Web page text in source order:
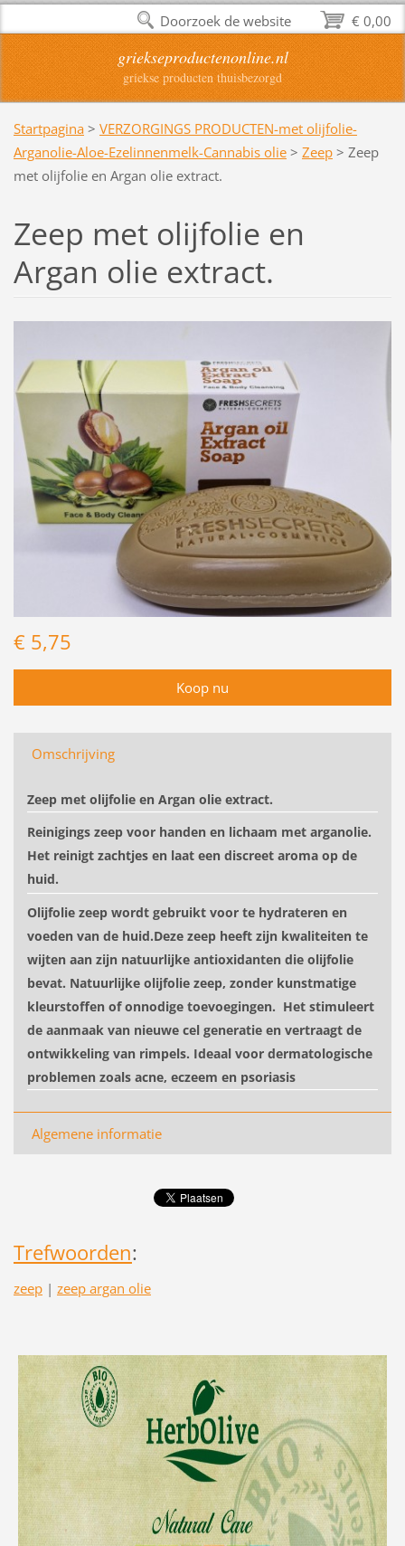
griekseproductenonline.nl
griekse producten thuisbezorgd
Startpagina > VERZORGINGS PRODUCTEN-met olijfolie-
Arganolie-Aloe-Ezelinnenmelk-Cannabis olie > Zeep > Zeep
met olijfolie en Argan olie extract.
Zeep met olijfolie en
Argan olie extract.
€ 5,75
Omschrijving
Zeep met olijfolie en Argan olie extract.
Reinigings zeep voor handen en lichaam met arganolie.
Het reinigt zachtjes en laat een discreet aroma op de
huid.
Olijfolie zeep wordt gebruikt voor te hydrateren en
voeden van de huid.Deze zeep heeft zijn kwaliteiten te
wijten aan zijn natuurlijke antioxidanten die olijfolie
bevat. Natuurlijke olijfolie zeep, zonder kunstmatige
kleurstoffen of onnodige toevoegingen. Het stimuleert
de aanmaak van nieuwe cel generatie en vertraagt de
ontwikkeling van rimpels. Ideaal voor dermatologische
problemen zoals acne, eczeem en psoriasis
Algemene informatie
Trefwoorden:
zeep | zeep argan olie
€ 0,00
Doorzoek de website